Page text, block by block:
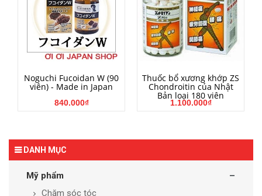
MUA HÀNG
Noguchi Fucoidan W (90
viên) - Made in Japan
840.000₫
MUA HÀNG
Thuốc bổ xương khớp ZS
Chondroitin của Nhật
Bản loại 180 viên
1.100.000₫
DANH MỤC
Mỹ phẩm
Chăm sóc tóc